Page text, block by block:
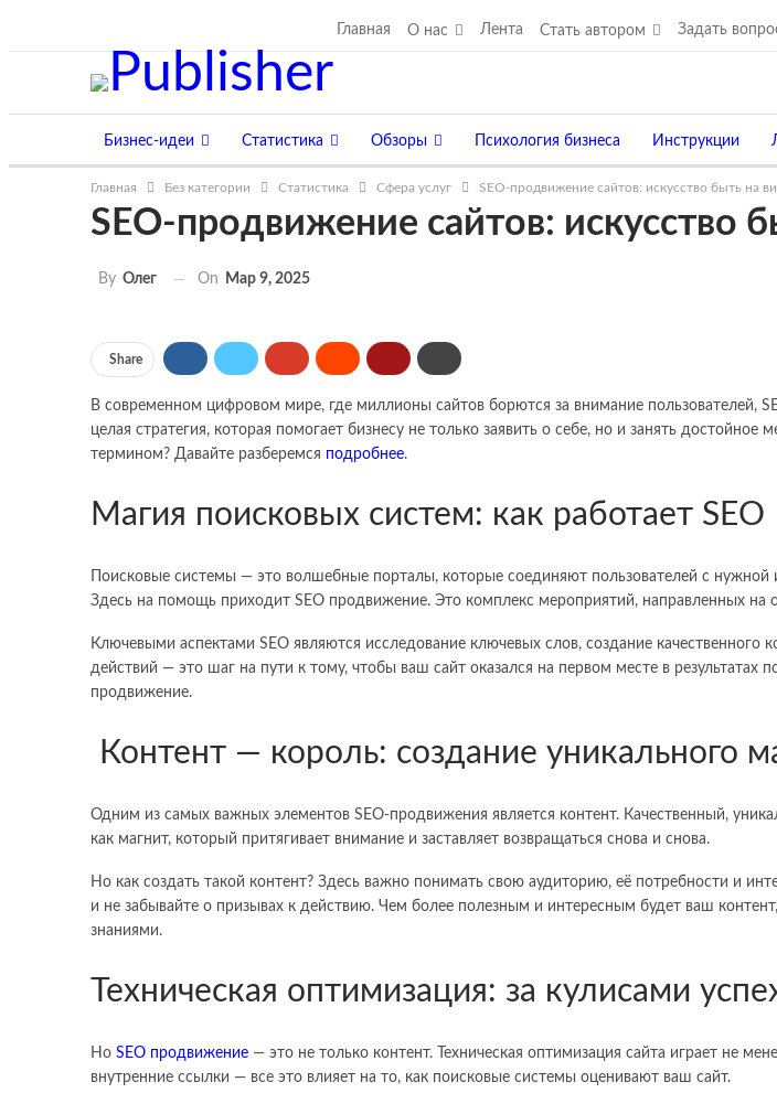
Главная О нас Лента Стать автором Задать
Бизнес-идеи Статистика Обзоры Психология бизнеса Инструкции
Инвестирование Трейдинг Криптовалюты Платёжные системы Туризм
Главная Без категории Статистика Сфера услуг SEO-продвижение сайтов: искусство быть на
SEO-продвижение сайтов: искусство
By Олег On Мар 9, 2025
Share
В современном цифровом мире, где миллионы сайтов борются за внимание пользователей,
целая стратегия, которая помогает бизнесу не только заявить о себе, но и занять
термином? Давайте разберемся подробнее.
Магия поисковых систем: как работает SEO
Поисковые системы — это волшебные порталы, которые соединяют пользователей с
Здесь на помощь приходит SEO продвижение. Это комплекс мероприятий, направленных
Ключевыми аспектами SEO являются исследование ключевых слов, создание качественного
действий — это шаг на пути к тому, чтобы ваш сайт оказался на первом месте в
продвижение.
Контент — король: создание уникального
Одним из самых важных элементов SEO-продвижения является контент. Качественный,
как магнит, который притягивает внимание и заставляет возвращаться снова и снова.
Но как создать такой контент? Здесь важно понимать свою аудиторию, её потребности и
и не забывайте о призывах к действию. Чем более полезным и интересным будет ваш
знаниями.
Техническая оптимизация: за кулисами
Но SEO продвижение — это не только контент. Техническая оптимизация сайта играет не
внутренние ссылки — все это влияет на то, как поисковые системы оценивают ваш сайт.